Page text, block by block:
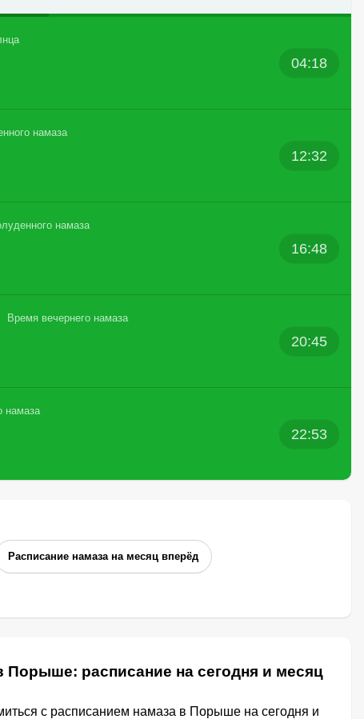
04:18
намаза
12:32
намаза
16:48
Время вечернего намаза
20:45
намаза
22:53
Расписание намаза на месяц вперёд
Порыше: расписание на сегодня и месяц
с расписанием намаза в Порыше на сегодня и